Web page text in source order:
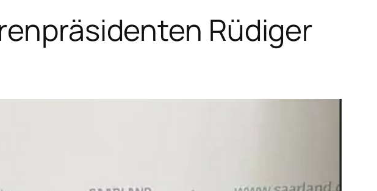
Rüdiger